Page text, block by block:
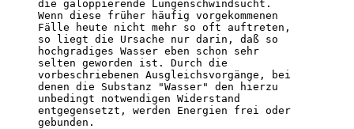
die galoppierende Lungenschwindsucht.
Wenn diese früher häufig vorgekommenen
Fälle heute nicht mehr so oft auftreten,
so liegt die Ursache nur darin, daß so
hochgradiges Wasser eben schon sehr
selten geworden ist. Durch die
vorbeschriebenen Ausgleichsvorgänge, bei
denen die Substanz "Wasser" den hierzu
unbedingt notwendigen Widerstand
entgegensetzt, werden Energien frei oder
gebunden.